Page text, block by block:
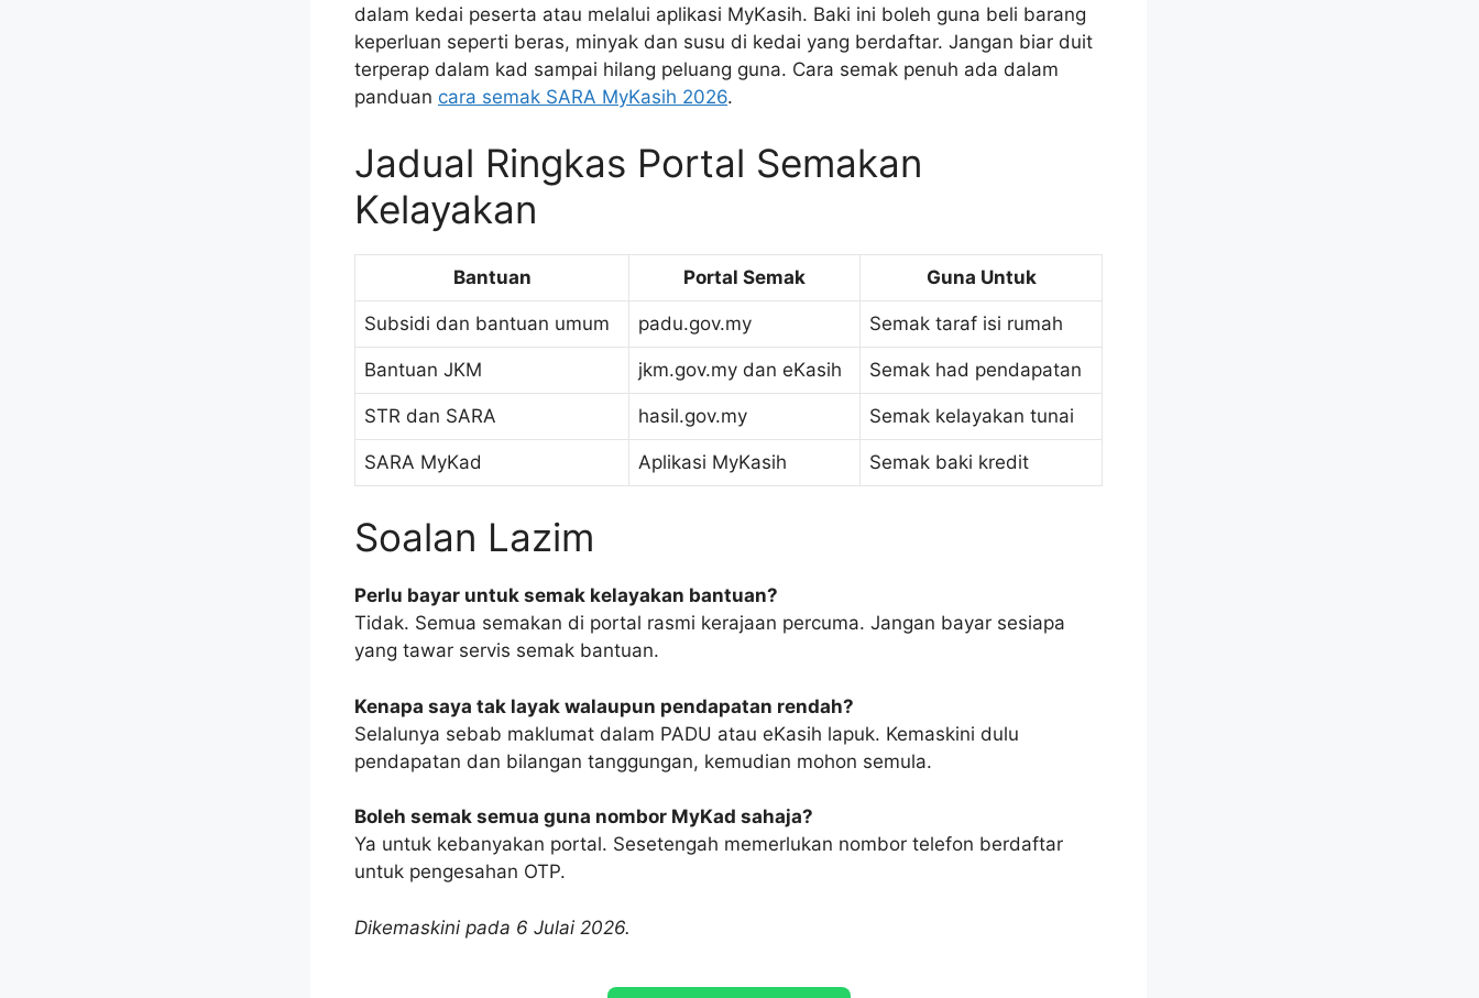
dalam kedai peserta atau melalui aplikasi MyKasih. Baki ini boleh guna beli barang
keperluan seperti beras, minyak dan susu di kedai yang berdaftar. Jangan biar duit
terperap dalam kad sampai hilang peluang guna. Cara semak penuh ada dalam
panduan cara semak SARA MyKasih 2026.
Jadual Ringkas Portal Semakan
Kelayakan
Bantuan Portal Semak Guna Untuk
Subsidi dan bantuan umum padu.gov.my Semak taraf isi rumah
Bantuan JKM jkm.gov.my dan eKasih Semak had pendapatan
STR dan SARA hasil.gov.my Semak kelayakan tunai
SARA MyKad Aplikasi MyKasih Semak baki kredit
Soalan Lazim
Perlu bayar untuk semak kelayakan bantuan?
Tidak. Semua semakan di portal rasmi kerajaan percuma. Jangan bayar sesiapa
yang tawar servis semak bantuan.
Kenapa saya tak layak walaupun pendapatan rendah?
Selalunya sebab maklumat dalam PADU atau eKasih lapuk. Kemaskini dulu
pendapatan dan bilangan tanggungan, kemudian mohon semula.
Boleh semak semua guna nombor MyKad sahaja?
Ya untuk kebanyakan portal. Sesetengah memerlukan nombor telefon berdaftar
untuk pengesahan OTP.
Dikemaskini pada 6 Julai 2026.